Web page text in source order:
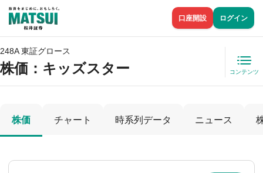
口座開設 ログイン
248A 東証グロース
株価 ：キッズスター コンテンツ
株価 チャート 時系列データ ニュース